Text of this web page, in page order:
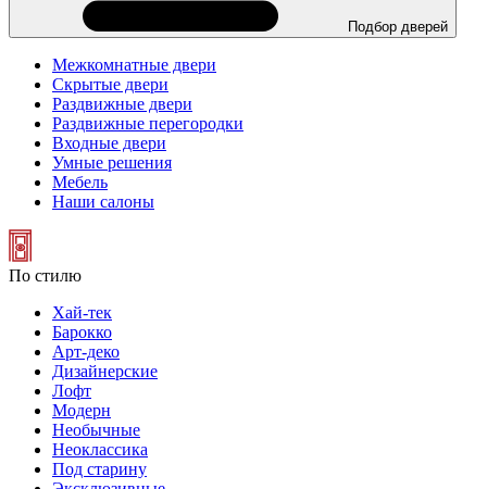
Подбор дверей
Межкомнатные двери
Скрытые двери
Раздвижные двери
Раздвижные перегородки
Входные двери
Умные решения
Мебель
Наши салоны
По стилю
Хай-тек
Барокко
Арт-деко
Дизайнерские
Лофт
Модерн
Необычные
Неоклассика
Под старину